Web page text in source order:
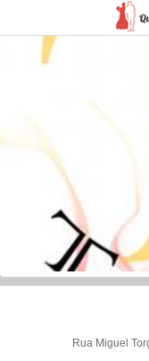
Rua Miguel